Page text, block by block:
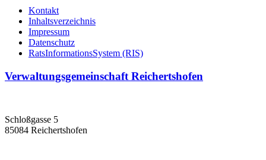
Kontakt
Inhaltsverzeichnis
Impressum
Datenschutz
RatsInformationsSystem (RIS)
Verwaltungsgemeinschaft Reichertshofen
Schloßgasse 5
85084 Reichertshofen